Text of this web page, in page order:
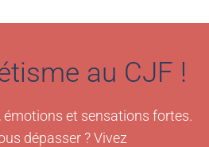
au CJF !
et sensations fortes.
dépasser ? Vivez